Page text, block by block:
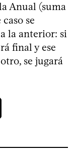
Anual (suma
se
la anterior: si
final y ese
se jugará